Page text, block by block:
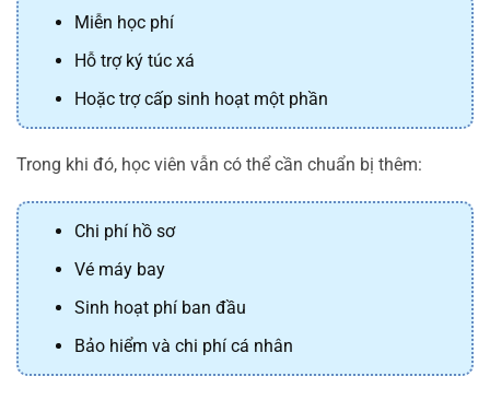
Miễn học phí
Hỗ trợ ký túc xá
Hoặc trợ cấp sinh hoạt một phần
Trong khi đó, học viên vẫn có thể cần chuẩn bị thêm:
Chi phí hồ sơ
Vé máy bay
Sinh hoạt phí ban đầu
Bảo hiểm và chi phí cá nhân